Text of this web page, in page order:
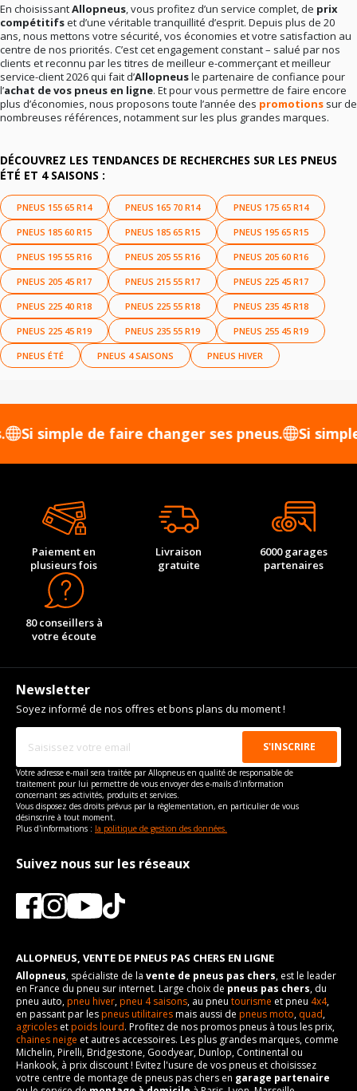
En choisissantAllopneus, vous profitez d’un service complet, de prix
compétitifset d’une véritable tranquillité d’esprit. Depuis plus de 20
ans, nous mettons votre sécurité, vos économies et votre satisfaction au
centre de nos priorités. C’est cet engagement constant – salué par nos
clients et reconnu par les titres de meilleur e-commerçant et meilleur
service-client 2026 qui fait d’Allopneusle partenaire de confiance pour
l’achat de vos pneus en ligne. Et pour vous permettre de faire encore
plus d’économies, nous proposons toute l’année des promotions sur de
nombreuses références, notamment sur les plus grandes marques.
DÉCOUVREZ LES TENDANCES DE RECHERCHES SUR LES PNEUS
ÉTÉ ET 4 SAISONS :
PNEUS 155 65 R14 PNEUS 165 70 R14 PNEUS 175 65 R14
PNEUS 185 60 R15 PNEUS 185 65 R15 PNEUS 195 65 R15
PNEUS 195 55 R16 PNEUS 205 55 R16 PNEUS 205 60 R16
PNEUS 205 45 R17 PNEUS 215 55 R17 PNEUS 225 45 R17
PNEUS 225 40 R18 PNEUS 225 55 R18 PNEUS 235 45 R18
PNEUS 225 45 R19 PNEUS 235 55 R19 PNEUS 255 45 R19
PNEUS ÉTÉ PNEUS 4 SAISONS PNEUS HIVER
de faire changer ses pneus. Si simple de
Paiement en
plusieurs fois
Livraison
gratuite
6000 garages
partenaires
80 conseillers à
votre écoute
Newsletter
Soyez informé de nos offres et bons plans du moment !
Votre adresse e-mail sera traitée par Allopneus en qualité de responsable de
traitement pour lui permettre de vous envoyer des e-mails d'information
concernant ses activités, produits et services.
Vous disposez des droits prévus par la règlementation, en particulier de vous
désinscrire à tout moment.
Plus d'informations : la politique de gestion des données.
Suivez nous sur les réseaux
ALLOPNEUS, VENTE DE PNEUS PAS CHERS EN LIGNE
Allopneus, spécialiste de la vente de pneus pas chers, est le leader
en France du pneu sur internet. Large choix de pneus pas chers, du
pneu auto,pneu hiver,pneu 4 saisons, au pneu tourisme et pneu 4x4,
en passant par lespneus utilitairesmais aussi de pneus moto, quad,
agricoles etpoids lourd. Profitez de nos promos pneus à tous les prix,
chaines neige et autres accessoires. Les plus grandes marques, comme
Michelin, Pirelli, Bridgestone, Goodyear, Dunlop, Continental ou
Hankook, à prix discount ! Evitez l'usure de vos pneus et choisissez
votre centre de montage de pneus pas chers en garage partenaire